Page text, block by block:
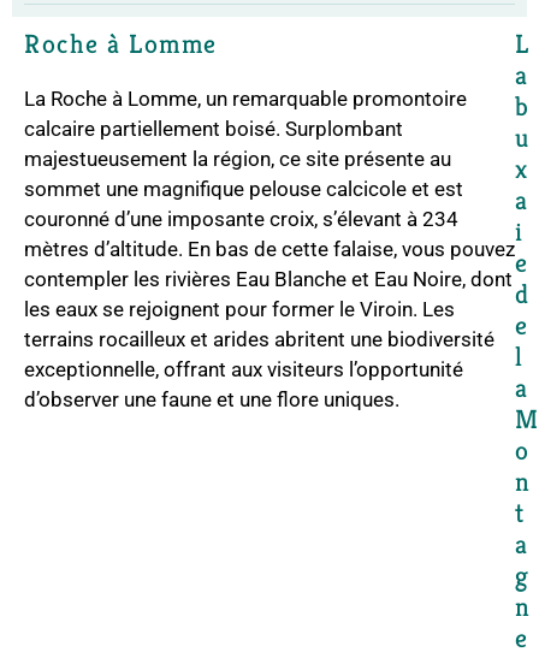
Roche à Lomme
La Roche à Lomme, un remarquable promontoire
calcaire partiellement boisé. Surplombant
majestueusement la région, ce site présente au
sommet une magnifique pelouse calcicole et est
couronné d’une imposante croix, s’élevant à 234
mètres d’altitude. En bas de cette falaise, vous pouvez
contempler les rivières Eau Blanche et Eau Noire, dont
les eaux se rejoignent pour former le Viroin. Les
terrains rocailleux et arides abritent une biodiversité
exceptionnelle, offrant aux visiteurs l’opportunité
d’observer une faune et une flore uniques.
L
a
b
u
x
a
i
e
d
e
l
a
M
o
n
t
a
g
n
e